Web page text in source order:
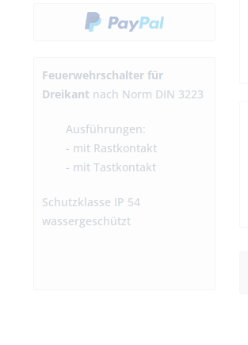
Feuerwehrschalter für
Dreikant nach Norm DIN 3223
Ausführungen:
- mit Rastkontakt
- mit Tastkontakt
Schutzklasse IP 54
wassergeschützt